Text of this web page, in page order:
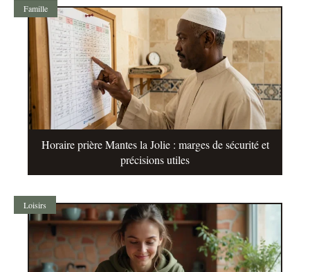
Famille
Horaire prière Mantes la Jolie : marges de sécurité et
précisions utiles
Loisirs